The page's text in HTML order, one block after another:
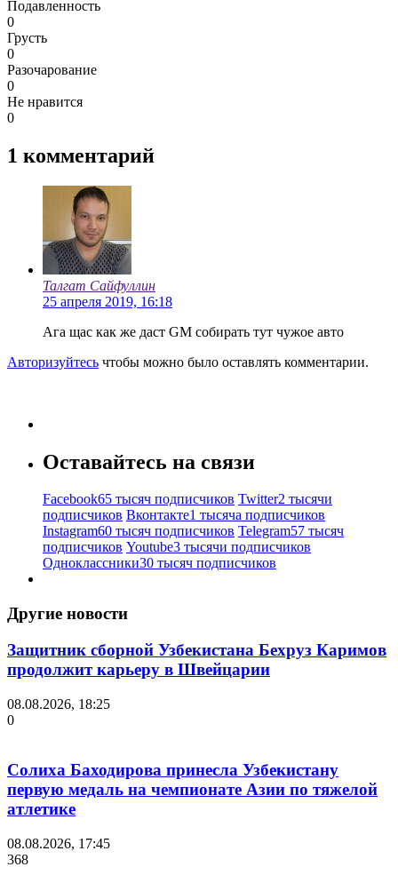
Подавленность
0
Грусть
0
Разочарование
0
Не нравится
0
1 комментарий
Талгат Сайфуллин
25 апреля 2019, 16:18
Ага щас как же даст GM собирать тут чужое авто
Авторизуйтесь чтобы можно было оставлять комментарии.
Оставайтесь на связи
Facebook65 тысяч подписчиков Twitter2 тысячи
подписчиков Вконтакте1 тысяча подписчиков
Instagram60 тысяч подписчиков Telegram57 тысяч
подписчиков Youtube3 тысячи подписчиков
Одноклассники30 тысяч подписчиков
Другие новости
Защитник сборной Узбекистана Бехруз Каримов
продолжит карьеру в Швейцарии
08.08.2026, 18:25
0
Солиха Баходирова принесла Узбекистану
первую медаль на чемпионате Азии по тяжелой
атлетике
08.08.2026, 17:45
368